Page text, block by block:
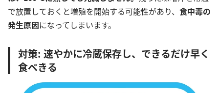
で放置しておくと増殖を開始する可能性があり、 食中毒の
発生原因になってしまいます。
対策: 速やかに冷蔵保存し、できるだけ早く
食べきる